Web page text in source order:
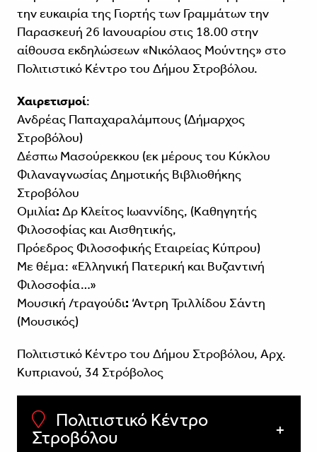
την ευκαιρία της Γιορτής των Γραμμάτων την
Παρασκευή 26 Ιανουαρίου στις 18.00 στην
αίθουσα εκδηλώσεων «Νικόλαος Μούντης» στο
Πολιτιστικό Κέντρο του Δήμου Στροβόλου.
Χαιρετισμοί:
Ανδρέας Παπαχαραλάμπους (Δήμαρχος
Στροβόλου)
Δέσπω Μασούρεκκου (εκ μέρους του Κύκλου
Φιλαναγνωσίας Δημοτικής Βιβλιοθήκης
Στροβόλου
Ομιλία: Δρ Κλείτος Ιωαννίδης, (Καθηγητής
Φιλοσοφίας και Αισθητικής,
Πρόεδρος Φιλοσοφικής Εταιρείας Κύπρου)
Με θέμα: «Ελληνική Πατερική και Βυζαντινή
Φιλοσοφία…»
Μουσική /τραγούδι: ‘Αντρη Τριλλίδου Σάντη
(Μουσικός)
Πολιτιστικό Κέντρο του Δήμου Στροβόλου, Αρχ.
Κυπριανού, 34 Στρόβολος
Πολιτιστικό Κέντρο
Στροβόλου